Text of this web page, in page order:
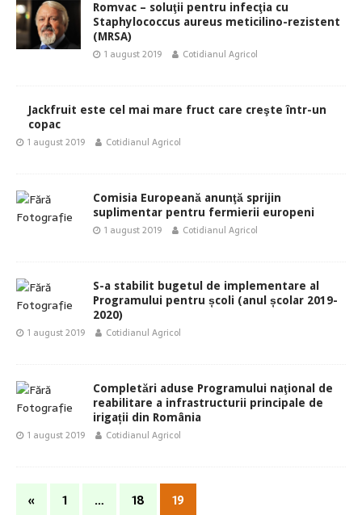
Romvac – soluţii pentru infecţia cu
Staphylococcus aureus meticilino-rezistent
(MRSA)
1 august 2019 Cotidianul Agricol
Jackfruit este cel mai mare fruct care creşte într-un
copac
1 august 2019 Cotidianul Agricol
Comisia Europeană anunţă sprijin
suplimentar pentru fermierii europeni
1 august 2019 Cotidianul Agricol
S-a stabilit bugetul de implementare al
Programului pentru școli (anul școlar 2019-
2020)
1 august 2019 Cotidianul Agricol
Completări aduse Programului naţional de
reabilitare a infrastructurii principale de
irigații din România
1 august 2019 Cotidianul Agricol
« 1 … 18 19